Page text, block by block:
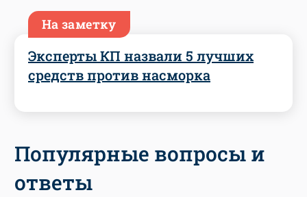
На заметку
Эксперты КП назвали 5 лучших
средств против насморка
Популярные вопросы и
ответы